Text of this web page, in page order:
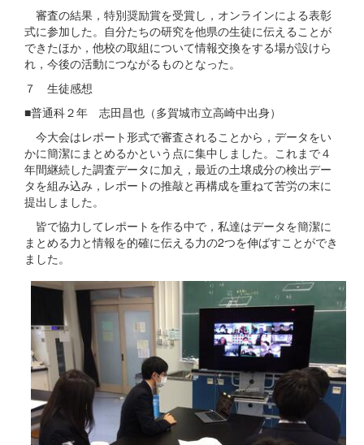
審査の結果，特別奨励賞を受賞し，オンラインによる表彰
式に参加した。自分たちの研究を他県の生徒に伝えることが
できたほか，他校の取組について情報交換をする場が設けら
れ，今後の活動につながるものとなった。
７ 生徒感想
■普通科２年 志田昌也（多賀城市立高崎中出身）
今大会はレポート形式で審査されることから，データをい
かに簡潔にまとめるかという点に集中しました。これまで４
年間継続した調査データに加え，最近の土壌成分の検出デー
タを組み込み，レポートの推敲と再構成を重ねて苦労の末に
提出しました。
皆で協力してレポートを作る中で，私達はデータを簡潔に
まとめる力と情報を的確に伝える力の2つを伸ばすことができ
ました。